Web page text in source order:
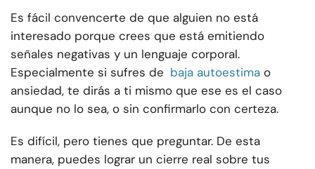
Es fácil convencerte de que alguien no está
interesado porque crees que está emitiendo
señales negativas y un lenguaje corporal.
Especialmente si sufres de baja autoestima o
ansiedad, te dirás a ti mismo que ese es el caso
aunque no lo sea, o sin confirmarlo con certeza.
Es difícil, pero tienes que preguntar. De esta
manera, puedes lograr un cierre real sobre tus